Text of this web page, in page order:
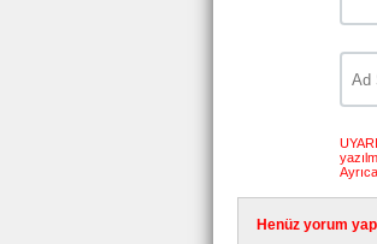
Henüz yorum